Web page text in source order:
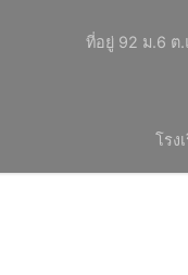
ที่อยู่ 92 ม.6 ต.
โรง